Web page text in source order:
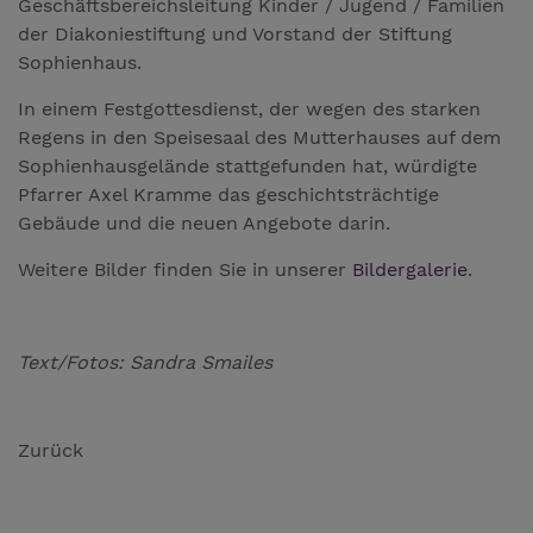
Geschäftsbereichsleitung Kinder / Jugend / Familien
der Diakoniestiftung und Vorstand der Stiftung
Sophienhaus.
In einem Festgottesdienst, der wegen des starken
Regens in den Speisesaal des Mutterhauses auf dem
Sophienhausgelände stattgefunden hat, würdigte
Pfarrer Axel Kramme das geschichtsträchtige
Gebäude und die neuen Angebote darin.
Weitere Bilder finden Sie in unserer Bildergalerie.
Text/Fotos: Sandra Smailes
Zurück